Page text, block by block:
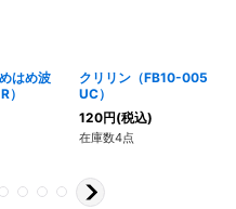
はめ波
）
クリリン（FB10-005
UC）
120円(税込)
在庫数4点